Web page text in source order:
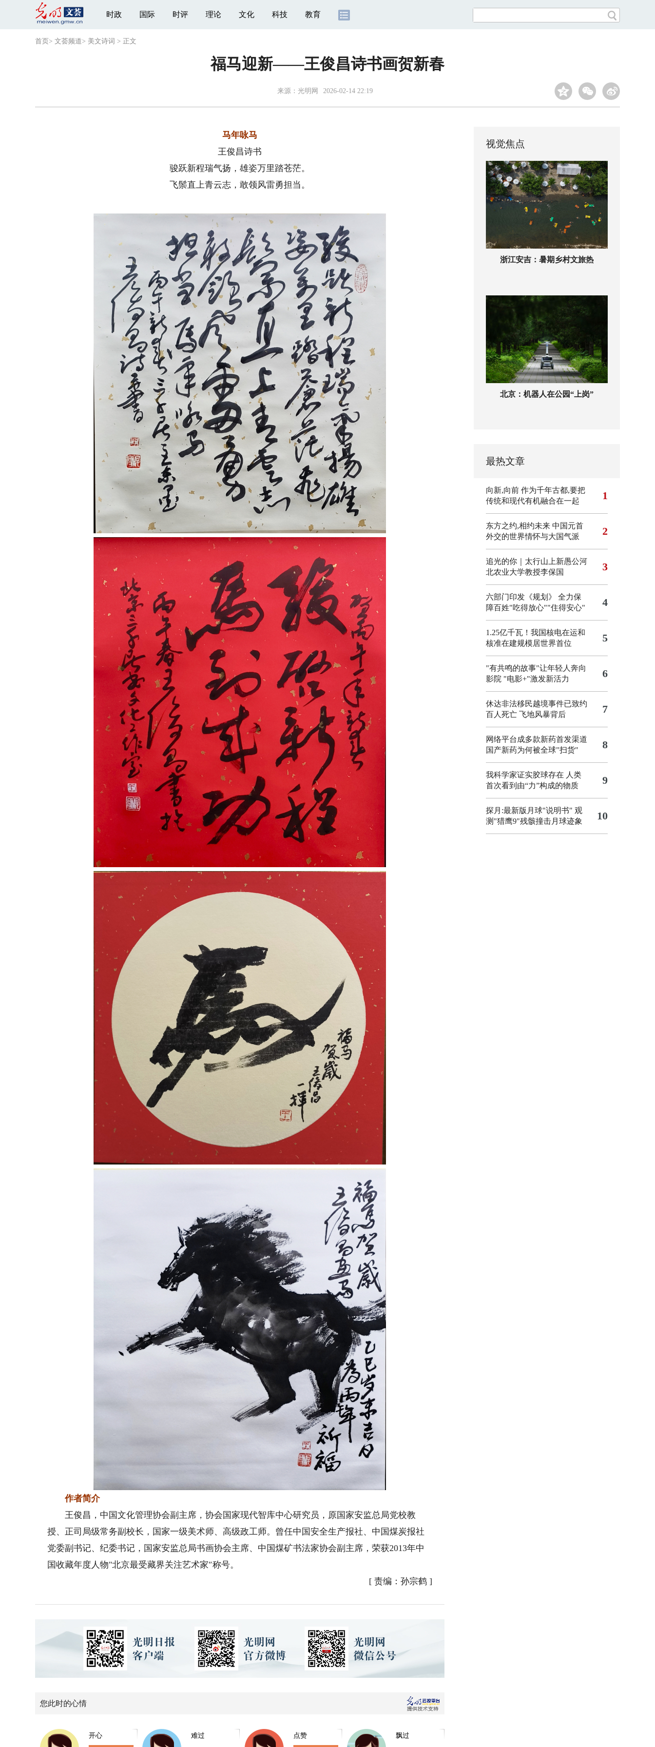
时政 国际 时评 理论 文化 科技 教育
首页 > 文荟频道> 美文诗词 > 正文
福马迎新——王俊昌诗书画贺新春
来源： 光明网 2026-02-14 22:19
马年咏马
王俊昌诗书
骏跃新程瑞气扬，雄姿万里踏苍茫。
飞鬃直上青云志，敢领风雷勇担当。
作者简介
王俊昌，中国文化管理协会副主席，协会国家现代智库中心研究员，原国家安监总局党校教
授、正司局级常务副校长，国家一级美术师、高级政工师。曾任中国安全生产报社、中国煤炭报社
党委副书记、纪委书记，国家安监总局书画协会主席、中国煤矿书法家协会副主席，荣获2013年中
国收藏年度人物"北京最受藏界关注艺术家″称号。
[ 责编：孙宗鹤 ]
您此时的心情
开心 难过 点赞 飘过
视觉焦点
浙江安吉：暑期乡村文旅热
北京：机器人在公园“上岗”
最热文章
向新,向前 作为千年古都,要把
传统和现代有机融合在一起
1
东方之约,相约未来 中国元首
外交的世界情怀与大国气派
2
追光的你｜太行山上新愚公河
北农业大学教授李保国
3
六部门印发《规划》 全力保
障百姓"吃得放心""住得安心"
4
1.25亿千瓦！我国核电在运和
核准在建规模居世界首位
5
"有共鸣的故事"让年轻人奔向
影院 "电影+"激发新活力 6
休达非法移民越境事件已致约
百人死亡 飞地风暴背后 7
网络平台成多款新药首发渠道
国产新药为何被全球"扫货"
8
我科学家证实胶球存在 人类
首次看到由“力”构成的物质
9
探月:最新版月球"说明书" 观
测"猎鹰9"残骸撞击月球迹象
10